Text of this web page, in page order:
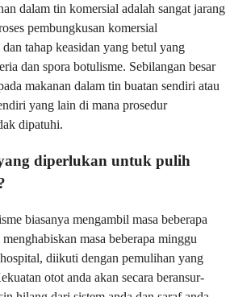
dalam tin komersial adalah sangat jarang
pembungkusan komersial
tahap keasidan yang betul yang
dan spora botulisme. Sebilangan besar
makanan dalam tin buatan sendiri atau
yang lain di mana prosedur
dipatuhi.
diperlukan untuk pulih
biasanya mengambil masa beberapa
masa beberapa minggu
diikuti dengan pemulihan yang
otot anda akan secara beransur-